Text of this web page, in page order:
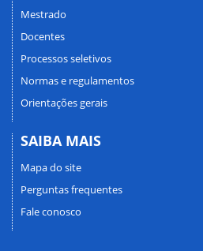
Mestrado
Docentes
Processos seletivos
Normas e regulamentos
Orientações gerais
SAIBA MAIS
Mapa do site
Perguntas frequentes
Fale conosco